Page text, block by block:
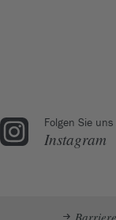
Folgen Sie
Instagram